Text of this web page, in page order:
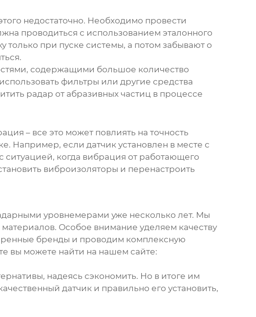
недостаточно. Необходимо провести
проводиться с использованием эталонного
только при пуске системы, а потом забывают о
содержащими большое количество
фильтры или другие средства
радар от абразивных частиц в процессе
– все это может повлиять на точность
Например, если датчик установлен в месте с
когда вибрация от работающего
виброизоляторы и перенастроить
уровнемерами уже несколько лет. Мы
Особое внимание уделяем качеству
бренды и проводим комплексную
вы можете найти на нашем сайте:
надеясь сэкономить. Но в итоге им
датчик и правильно его установить,